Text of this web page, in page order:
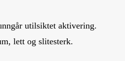
utilsiktet aktivering.
lett og slitesterk.